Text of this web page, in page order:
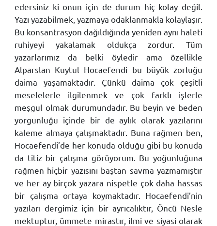
edersiniz ki onun için de durum hiç kolay değil.
Yazı yazabilmek, yazmaya odaklanmakla kolaylaşır.
Bu konsantrasyon dağıldığında yeniden aynı haleti
ruhiyeyi yakalamak oldukça zordur. Tüm
yazarlarımız da belki öyledir ama özellikle
Alparslan Kuytul Hocaefendi bu büyük zorluğu
daima yaşamaktadır. Çünkü daima çok çeşitli
meselelerle ilgilenmek ve çok farklı işlerle
meşgul olmak durumundadır. Bu beyin ve beden
yorgunluğu içinde bir de aylık olarak yazılarını
kaleme almaya çalışmaktadır. Buna rağmen ben,
Hocaefendi’de her konuda olduğu gibi bu konuda
da titiz bir çalışma görüyorum. Bu yoğunluğuna
rağmen hiçbir yazısını baştan savma yazmamıştır
ve her ay birçok yazara nispetle çok daha hassas
bir çalışma ortaya koymaktadır. Hocaefendi’nin
yazıları dergimiz için bir ayrıcalıktır, Öncü Nesle
mektuptur, ümmete mirastır, ilmi ve siyasi olarak